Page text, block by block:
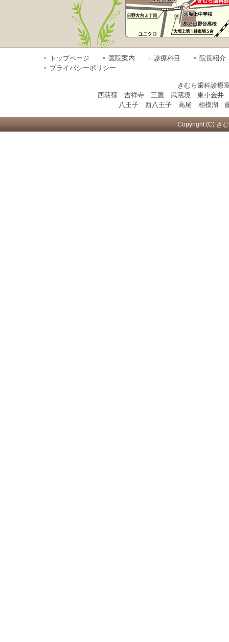
トップページ 医院案内 診療科目
院長紹介
プライバシーポリシー
きむら歯科診療
西荻窪 吉祥寺 三鷹 武蔵境 東小金
八王子 西八王子 高尾 相模湖
Copyright (C) き